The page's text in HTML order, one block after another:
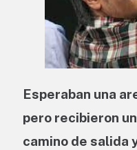
Esperaban una
pero recibieron
camino de salida